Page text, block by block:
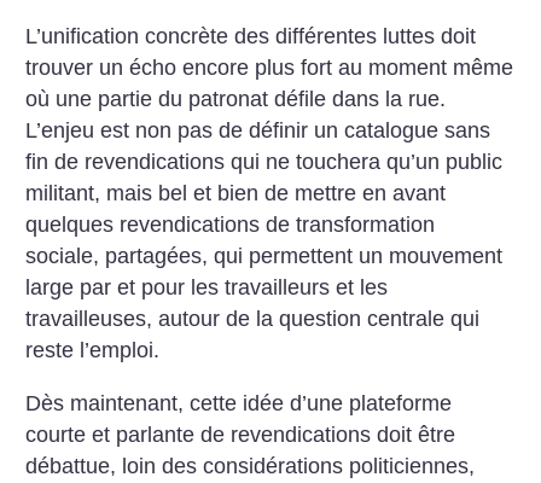
L’unification concrète des différentes luttes doit
trouver un écho encore plus fort au moment même
où une partie du patronat défile dans la rue.
L’enjeu est non pas de définir un catalogue sans
fin de revendications qui ne touchera qu’un public
militant, mais bel et bien de mettre en avant
quelques revendications de transformation
sociale, partagées, qui permettent un mouvement
large par et pour les travailleurs et les
travailleuses, autour de la question centrale qui
reste l’emploi.
Dès maintenant, cette idée d’une plateforme
courte et parlante de revendications doit être
débattue, loin des considérations politiciennes,